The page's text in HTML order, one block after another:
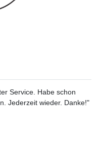
Service. Habe schon
Jederzeit wieder. Danke!"